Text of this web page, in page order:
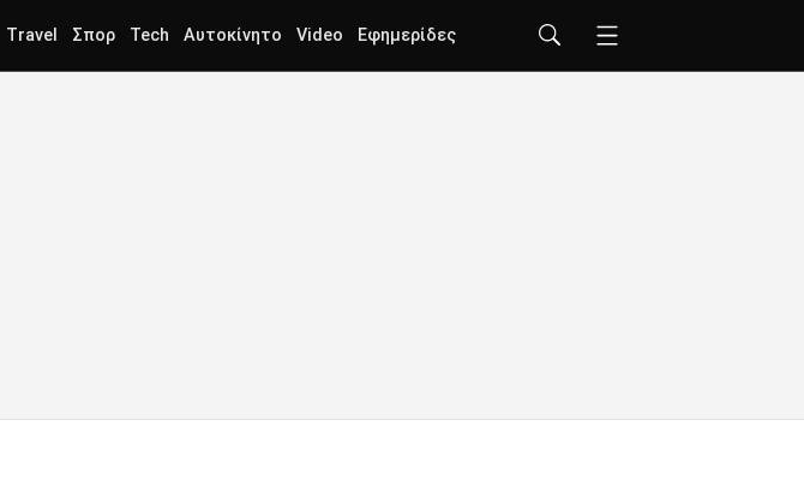
Travel Σπορ Tech Αυτοκίνητο Video Εφημερίδες